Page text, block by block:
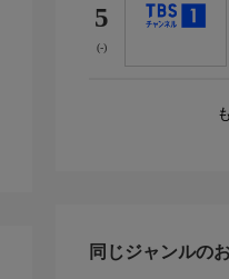
5
(-)
同じジャンルの